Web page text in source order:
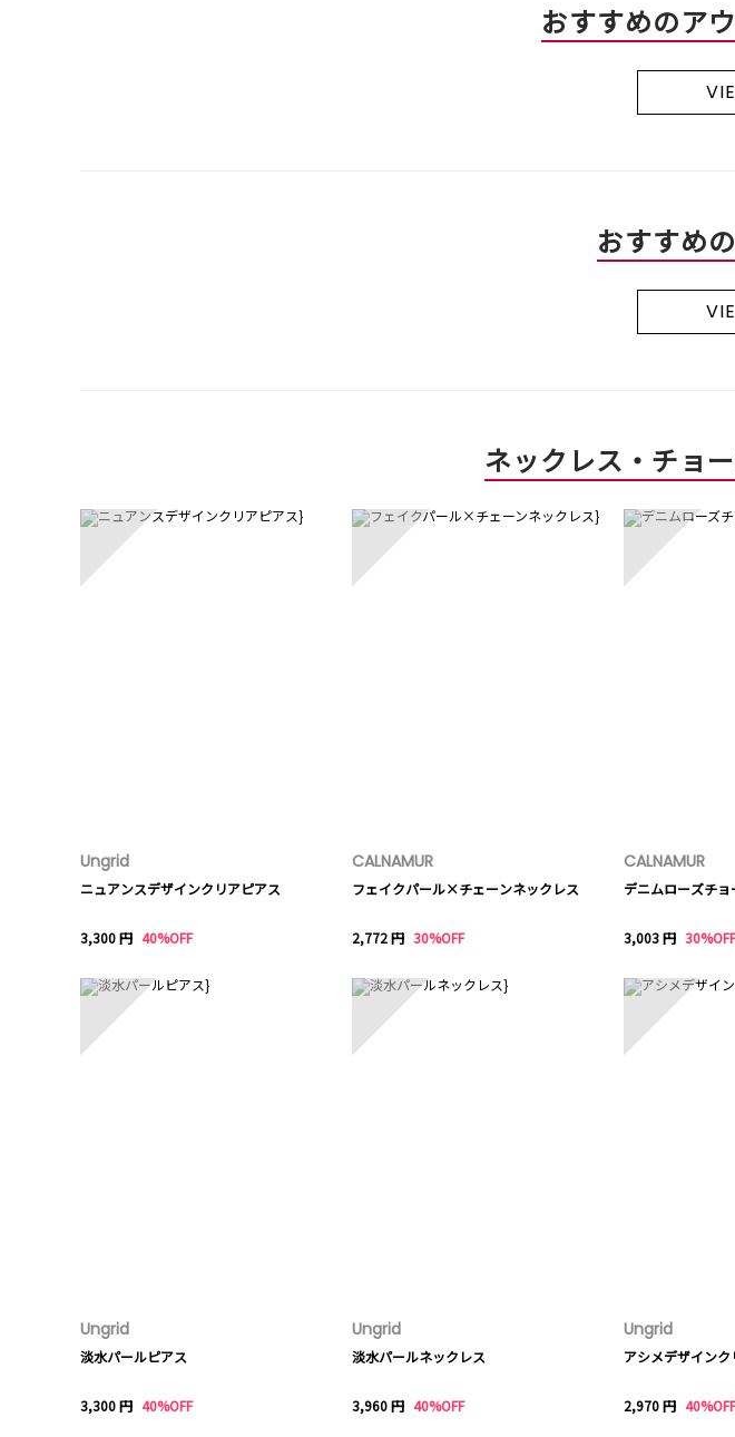
おすすめのア
おすすめ
ネックレス・チョ
Ungrid
ニュアンスデザインクリアピアス
3,300 円 40%OFF
CALNAMUR
フェイクパール×チェーンネックレス
2,772 円 30%OFF
CALNAMUR
デニムローズチョ
3,003 円 30%OFF
Ungrid
淡水パールピアス
3,300 円 40%OFF
Ungrid
淡水パールネックレス
3,960 円 40%OFF
Ungrid
アシメデザインク
2,970 円 40%OFF